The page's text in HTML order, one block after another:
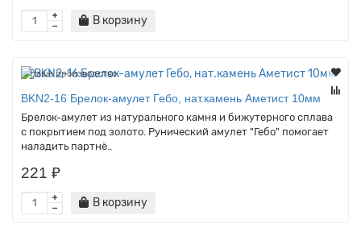
В корзину
Наше производство
BKN2-16 Брелок-амулет Гебо, нат.камень Аметист 10мм
Брелок-амулет из натурального камня и бижутерного сплава
с покрытием под золото. Рунический амулет "Гебо" помогает
наладить партнё..
221 ₽
В корзину